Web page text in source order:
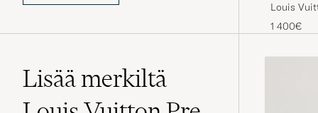
Louis
1 400€
Lisää merkiltä